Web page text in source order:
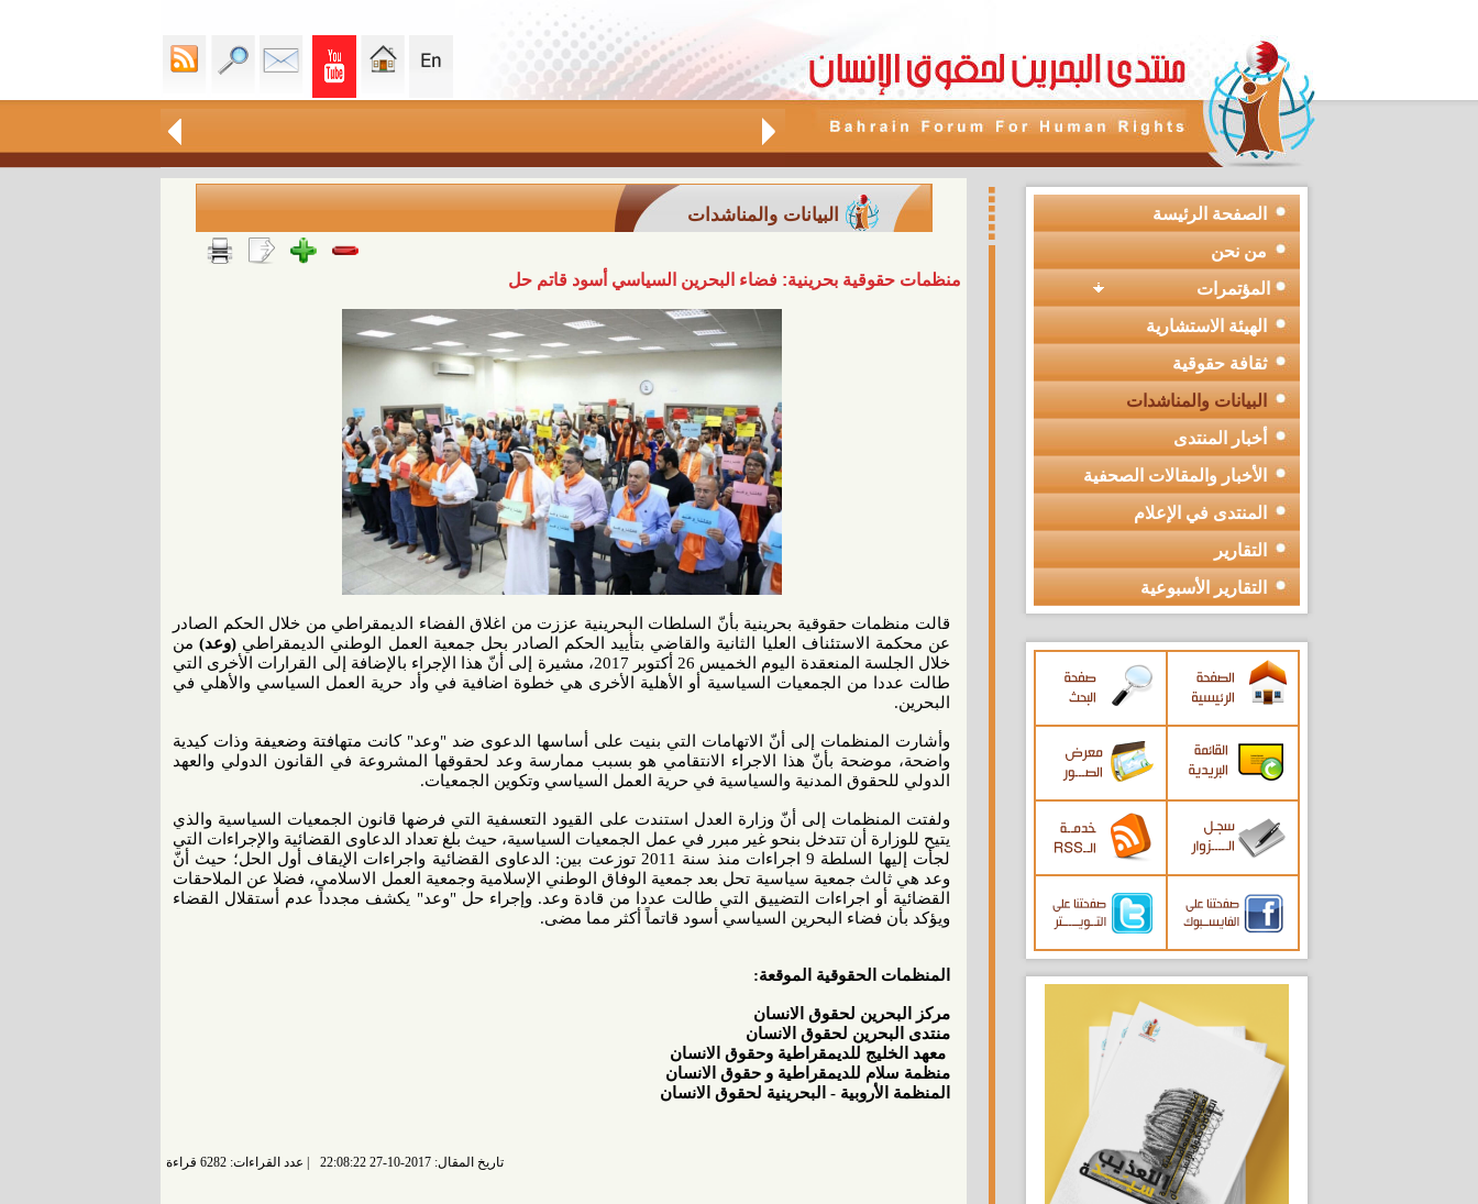
البيانات والمناشدات
منظمات حقوقية بحرينية: فضاء البحرين السياسي أسود قاتم حل
قالت منظمات حقوقية بحرينية بأنّ السلطات البحرينية عززت من اغلاق الفضاء الديمقراطي من خلال الحكم الصادر
عن محكمة الاستئناف العليا الثانية والقاضي بتأييد الحكم الصادر بحل جمعية العمل الوطني الديمقراطي (وعد)من
خلال الجلسة المنعقدة اليوم الخميس 26 أكتوبر 2017، مشيرة إلى أنّ هذا الإجراء بالإضافة إلى القرارات الأخرى التي
طالت عددا من الجمعيات السياسية أو الأهلية الأخرى هي خطوة اضافية في وأد حرية العمل السياسي والأهلي في
البحرين.
وأشارت المنظمات إلى أنّ الاتهامات التي بنيت على أساسها الدعوى ضد "وعد" كانت متهافتة وضعيفة وذات كيدية
واضحة، موضحة بأنّ هذا الاجراء الانتقامي هو بسبب ممارسة وعد لحقوقها المشروعة في القانون الدولي والعهد
الدولي للحقوق المدنية والسياسية في حرية العمل السياسي وتكوين الجمعيات.
ولفتت المنظمات إلى أنّ وزارة العدل استندت على القيود التعسفية التي فرضها قانون الجمعيات السياسية والذي
يتيح للوزارة أن تتدخل بنحو غير مبرر في عمل الجمعيات السياسية، حيث بلغ تعداد الدعاوى القضائية والإجراءات التي
لجأت إليها السلطة 9 اجراءات منذ سنة 2011 توزعت بين: الدعاوى القضائية واجراءات الإيقاف أول الحل؛ حيث أنّ
وعد هي ثالث جمعية سياسية تحل بعد جمعية الوفاق الوطني الإسلامية وجمعية العمل الاسلامي، فضلا عن الملاحقات
القضائية أو اجراءات التضييق التي طالت عددا من قادة وعد. وإجراء حل "وعد" يكشف مجدداً عدم أستقلال القضاء
ويؤكد بأن فضاء البحرين السياسي أسود قاتماً أكثر مما مضى.
المنظمات الحقوقية الموقعة:
مركز البحرين لحقوق الانسان
منتدى البحرين لحقوق الانسان
معهد الخليج للديمقراطية وحقوق الانسان
منظمة سلام للديمقراطية و حقوق الانسان
المنظمة الأروبية - البحرينية لحقوق الانسان
تاريخ المقال: 2017-10-27 22:08:22
الصفحة الرئيسة
من نحن
المؤتمرات
الهيئة الاستشارية
ثقافة حقوقية
البيانات والمناشدات
أخبار المنتدى
الأخبار والمقالات الصحفية
المنتدى في الإعلام
التقارير
التقارير الأسبوعية